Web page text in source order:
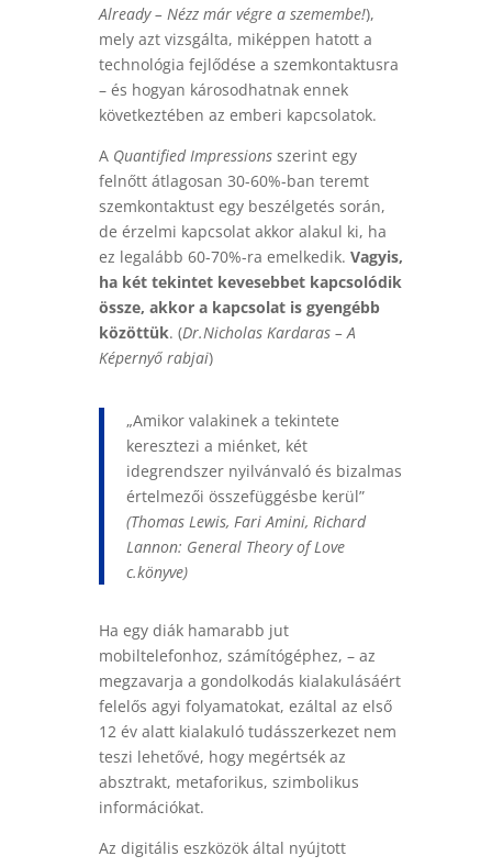
Already – Nézz már végre a szemembe!),
mely azt vizsgálta, miképpen hatott a
technológia fejlődése a szemkontaktusra
– és hogyan károsodhatnak ennek
következtében az emberi kapcsolatok.
A Quantified Impressionsszerint egy
felnőtt átlagosan 30-60%-ban teremt
szemkontaktust egy beszélgetés során,
de érzelmi kapcsolat akkor alakul ki, ha
ez legalább 60-70%-ra emelkedik. Vagyis,
ha két tekintet kevesebbet kapcsolódik
össze, akkor a kapcsolat is gyengébb
közöttük. (Dr.Nicholas Kardaras – A
Képernyő rabjai)
„Amikor valakinek a tekintete
keresztezi a miénket, két
idegrendszer nyilvánvaló és bizalmas
értelmezői összefüggésbe kerül”
(Thomas Lewis, Fari Amini, Richard
Lannon: General Theory of Love
c.könyve)
Ha egy diák hamarabb jut
mobiltelefonhoz, számítógéphez, – az
megzavarja a gondolkodás kialakulásáért
felelős agyi folyamatokat, ezáltal az első
12 év alatt kialakuló tudásszerkezet nem
teszi lehetővé, hogy megértsék az
absztrakt, metaforikus, szimbolikus
információkat.
Az digitális eszközök által nyújtott